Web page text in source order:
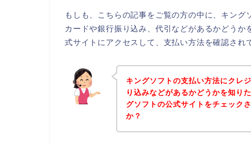
もしも、こちらの記事をご覧の方の中に、キング
カードや銀行振り込み、代引などがあるかどうか
式サイトにアクセスして、支払い方法を確認され
キングソフトの支払い方法にクレ
り込みなどがあるかどうかを知り
グソフトの公式サイトをチェック
か？